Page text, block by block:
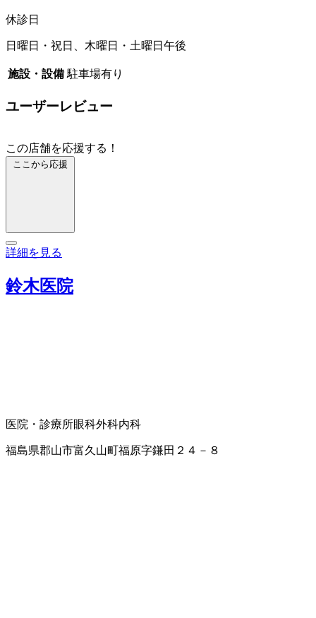
休診日
日曜日・祝日、木曜日・土曜日午後
施設・設備 駐車場有り
ユーザーレビュー
この店舗を応援する！
ここから応援
詳細を見る
鈴木医院
医院・診療所眼科外科内科
福島県郡山市富久山町福原字鎌田２４－８